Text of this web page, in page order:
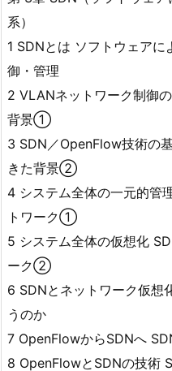
系）
1 SDNとは ソフトウェア
御・管理
2 VLANネットワーク制御
背景①
3 SDN／OpenFlow技術の
きた背景②
4 システム全体の一元的管
トワーク①
5 システム全体の仮想化
ーク②
6 SDNとネットワーク仮想
うのか
7 OpenFlowからSDNへ
8 OpenFlowとSDNの技